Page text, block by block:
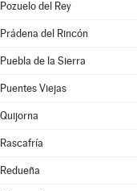
Pozuelo del Rey
Prádena del Rincón
Puebla de la Sierra
Puentes Viejas
Quijorna
Rascafría
Redueña